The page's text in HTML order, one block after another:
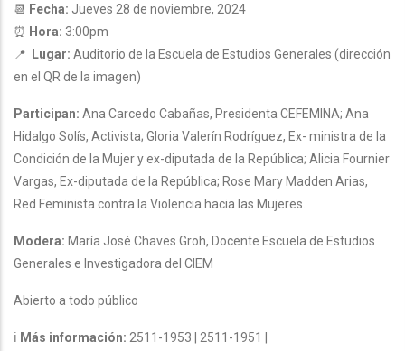
📆 Fecha: Jueves 28 de noviembre, 2024
⏰ Hora: 3:00pm
📍
Lugar: Auditorio de la Escuela de Estudios Generales (dirección
en el QR de la imagen)
Participan: Ana Carcedo Cabañas, Presidenta CEFEMINA; Ana
Hidalgo Solís, Activista; Gloria Valerín Rodríguez, Ex- ministra de la
Condición de la Mujer y ex-diputada de la República; Alicia Fournier
Vargas, Ex-diputada de la República; Rose Mary Madden Arias,
Red Feminista contra la Violencia hacia las Mujeres.
Modera: María José Chaves Groh, Docente Escuela de Estudios
Generales e Investigadora del CIEM
Abierto a todo público
ℹ Más información: 2511-1953 | 2511-1951 |